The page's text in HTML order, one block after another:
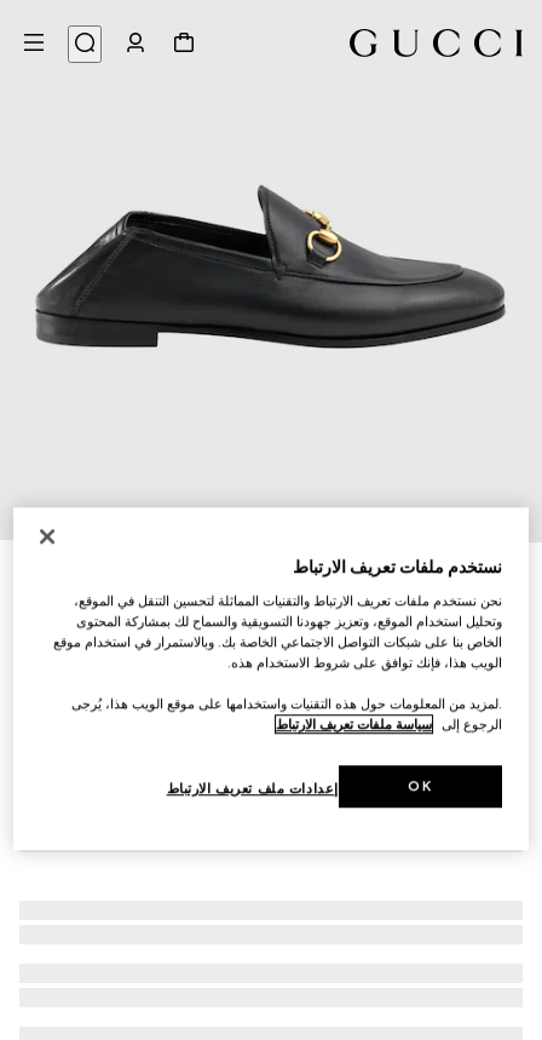
حذاء لوفر هورسبيت مصنوع من جلد بريكستون
AED 4,400
نستخدم ملفات تعريف الارتباط
نحن نستخدم ملفات تعريف الارتباط والتقنيات المماثلة لتحسين التنقل في الموقع،
وتحليل استخدام الموقع، وتعزيز جهودنا التسويقية والسماح لك بمشاركة المحتوى
الخاص بنا على شبكات التواصل الاجتماعي الخاصة بك. وبالاستمرار في استخدام موقع
الويب هذا، فإنك توافق على شروط الاستخدام هذه.
.لمزيد من المعلومات حول هذه التقنيات واستخدامها على موقع الويب هذا، يُرجى
الرجوع إلى سياسة ملفات تعريف الارتباط
إعدادات ملف تعريف الارتباط OK